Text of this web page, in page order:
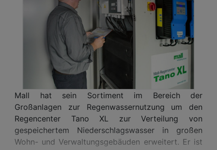
Mall hat sein Sortiment im Bereich der
Großanlagen zur Regenwassernutzung um den
Regencenter Tano XL zur Verteilung von
gespeichertem Niederschlagswasser in großen
Wohn- und Verwaltungsgebäuden erweitert. Er ist